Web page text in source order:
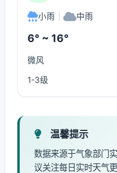
小雨 中雨
6° ~ 16°
微风
1-3级
温馨提示
数据来源于气象部门
议关注每日实时天气